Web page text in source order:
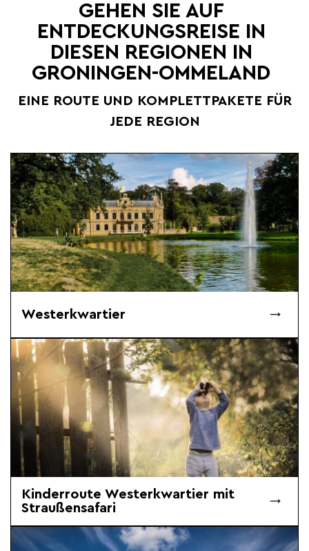
GEHEN SIE AUF
ENTDECKUNGSREISE IN
DIESEN REGIONEN IN
GRONINGEN-OMMELAND
EINE ROUTE UND KOMPLETTPAKETE FÜR
JEDE REGION
Westerkwartier
Kinderroute Westerkwartier mit
Straußensafari